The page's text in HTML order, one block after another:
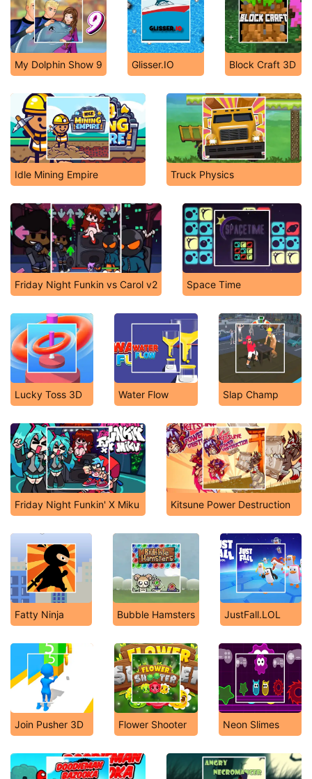
My Dolphin Show 9 Glisser.IO Block Craft 3D
Idle Mining Empire Truck Physics
Friday Night Funkin vs Carol v2 Space Time
Lucky Toss 3D Water Flow Slap Champ
Friday Night Funkin' X Miku Kitsune Power Destruction
Fatty Ninja Bubble Hamsters JustFall.LOL
Join Pusher 3D Flower Shooter Neon Slimes